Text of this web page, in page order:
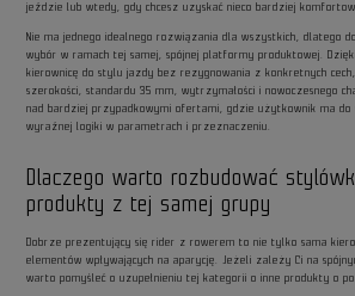
jeździe lub wtedy, gdy chcesz uzyskać nieco bardziej
Nie ma jednego idealnego rozwiązania dla wszystkich, dlatego
wybór w ramach tej samej, spójnej platformy produktowej.
kierownicę do stylu jazdy bez rezygnowania z konkretnych
szerokości, standardu 35 mm, wytrzymałości i nowoczesnego
nad bardziej przypadkowymi ofertami, gdzie użytkownik ma
wyraźnej logiki w parametrach i przeznaczeniu.
Dlaczego warto rozbudować
produkty z tej samej grupy
Dobrze prezentujący się rider z rowerem to nie tylko sama
elementów wpływających na aparycję. Jeżeli zależy Ci na
warto pomyśleć o uzupełnieniu tej kategorii o inne produkty o